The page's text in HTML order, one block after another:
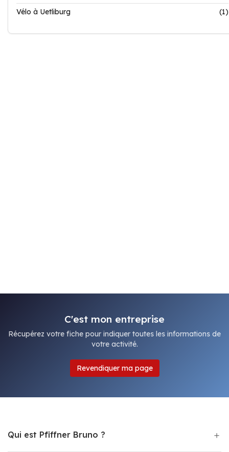
Vélo à Uetliburg
(1)
C'est mon entreprise
Récupérez votre fiche pour indiquer toutes les informations de
votre activité.
Revendiquer ma page
Qui est Pfiffner Bruno ?